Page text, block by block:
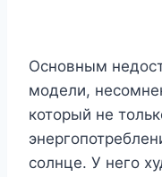
Основным
модели,
который не
солнце. У него